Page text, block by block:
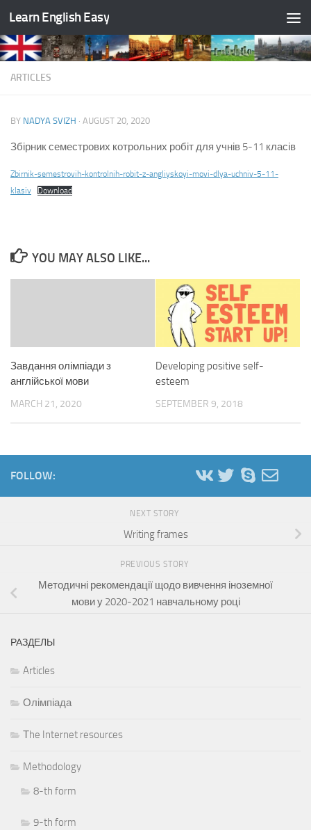
Skip to content
Learn English Easy
ARTICLES
BY NADYA SVIZH · AUGUST 20, 2020
Збірник семестрових котрольних робіт для учнів 5-11 класів
Zbirnik-semestrovih-kontrolnih-robit-z-angliyskoyi-movi-dlya-uchniv-5-11-
klasiv
Download
YOU MAY ALSO LIKE...
Завдання олімпіади з
англійської мови
MARCH 21, 2020
Developing positive self-
esteem
SEPTEMBER 9, 2018
FOLLOW:
NEXT STORY
Writing frames
PREVIOUS STORY
Методичні рекомендації щодо вивчення іноземної
мови у 2020-2021 навчальному році
РАЗДЕЛЫ
Articles
Олімпіада
Тhe Internet resources
Methodology
8-th form
9-th form